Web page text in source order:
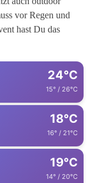
vor Regen und
hast Du das
24°C
15° / 26°C
18°C
16° / 21°C
19°C
14° / 20°C